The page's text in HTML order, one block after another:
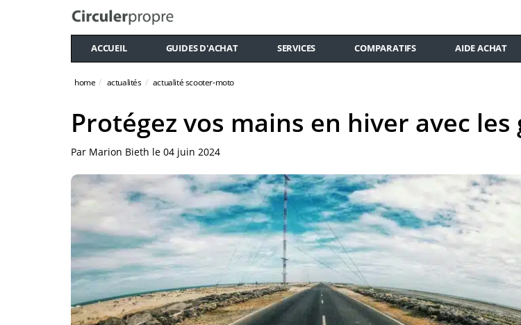
ACCUEIL GUIDES D'ACHAT SERVICES COMPARATIFS AIDE ACHAT
home actualités actualité scooter-moto
Protégez vos mains en hiver avec
Par Marion Bieth le 04 juin 2024